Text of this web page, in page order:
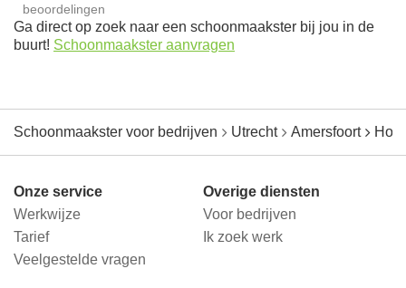
beoordelingen
Ga direct op zoek naar een schoonmaakster bij jou in de
buurt! Schoonmaakster aanvragen
Schoonmaakster voor bedrijven Utrecht Amersfoort
Onze service
Werkwijze
Tarief
Veelgestelde vragen
Overige diensten
Voor bedrijven
Ik zoek werk